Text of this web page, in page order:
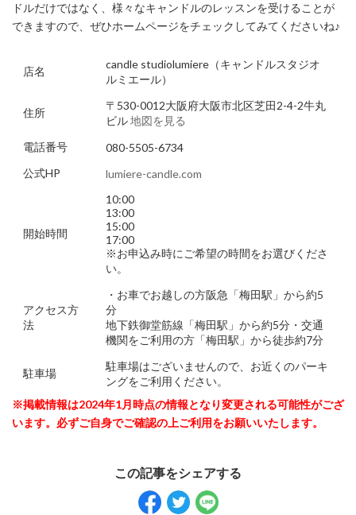
ドルだけではなく、様々なキャンドルのレッスンを受けることが
できますので、ぜひホームページをチェックしてみてくださいね♪
店名
candle studiolumiere（キャンドルスタジオ
ルミエール）
住所
〒530-0012大阪府大阪市北区芝田2-4-2牛丸
ビル地図を見る
電話番号
080-5505-6734
公式HP
lumiere-candle.com
開始時間
10:00
13:00
15:00
17:00
※お申込み時にご希望の時間をお選びくださ
い。
アクセス方
法
・お車でお越しの方阪急「梅田駅」から約5
分
地下鉄御堂筋線「梅田駅」から約5分・交通
機関をご利用の方「梅田駅」から徒歩約7分
駐車場
駐車場はございませんので、お近くのパーキ
ングをご利用ください。
※掲載情報は2024年1月時点の情報となり変更される可能性がござ
います。必ずご自身でご確認の上ご利用をお願いいたします。